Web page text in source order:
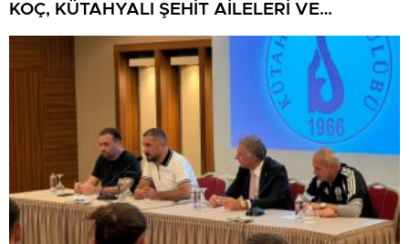
KOÇ, KÜTAHYALI ŞEHİT AİLELERİ VE
GAZİLERİ AĞIRLADI